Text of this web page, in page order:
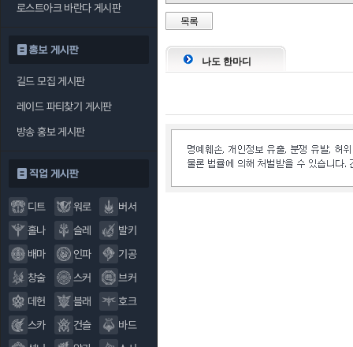
로스트아크 바란다 게시판
홍보 게시판
길드 모집 게시판
레이드 파티찾기 게시판
방송 홍보 게시판
직업 게시판
디트 워로
버서
홀나
슬레
발키
배마
인파
기공
창술
스커
브커
데헌
블래
호크
스카
건슬
바드
목록
나도 한마디